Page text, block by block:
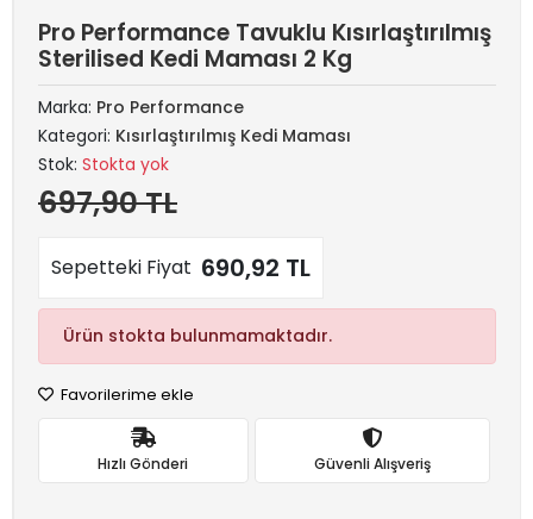
Pro Performance Tavuklu Kısırlaştırılmış
Sterilised Kedi Maması 2 Kg
Marka: Pro Performance
Kategori: Kısırlaştırılmış Kedi Maması
Stok: Stokta yok
697,90 TL
Sepetteki Fiyat 690,92 TL
Ürün stokta bulunmamaktadır.
Favorilerime ekle
Hızlı Gönderi Güvenli Alışveriş